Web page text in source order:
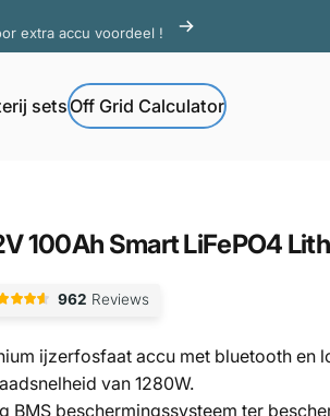
setsOff Grid Calculator
100Ah SmartLiFePO4
ijzerfosfaat accu met bluetooth en
van 1280W.
BMS beschermingssysteem ter